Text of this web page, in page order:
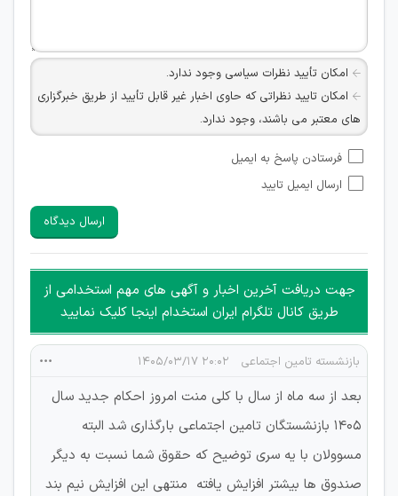
امکان تأیید نظرات سیاسی وجود ندارد.
امکان تایید نظراتی که حاوی اخبار غیر قابل تأیید از طریق خبرگزاری
های معتبر می باشند، وجود ندارد.
شبکه های مجازی ارتباطی می باشند وجود ندارد.
امکان تأیید نظرات کاربرانی که به هر طریقی قصد مأیوس کردن
هرگونه تحریک، تحقیر و کنایه به سایر افراد (مسئول و غیر مسئول)
غیر مجاز می باشد.
امکان هماهنگی برای هرگونه ملاقات حضوری چه به صورت دسته
جمعی و چه فردی توسط کاربران سایت وجود ندارد.
فرستادن پاسخ به ایمیل
ارسال ایمیل تایید
ارسال دیدگاه
جهت دریافت آخرین اخبار و آگهی های مهم استخدامی از
طریق کانال تلگرام ایران استخدام اینجا کلیک نمایید
بازنشسته تامین اجتماعی ۲۰:۰۲ ۱۴۰۵/۰۳/۱۷
بعد از سه ماه از سال با کلی منت امروز احکام جدید سال
۱۴۰۵ بازنشستگان تامین اجتماعی بارگذاری شد البته
مسوولان با یه سری توضیح که حقوق شما نسبت به دیگر
صندوق ها بیشتر افزایش یافته منتهی این افزایش نیم بند